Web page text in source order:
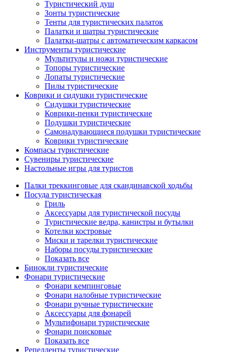
Туристический душ
Зонты туристические
Тенты для туристических палаток
Палатки и шатры туристические
Палатки-шатры с автоматическим каркасом
Инструменты туристические
Мультитулы и ножи туристические
Топоры туристические
Лопаты туристические
Пилы туристические
Коврики и сидушки туристические
Сидушки туристические
Коврики-пенки туристические
Подушки туристические
Самонадувающиеся подушки туристические
Коврики туристические
Компасы туристические
Сувениры туристические
Настольные игры для туристов
Палки треккинговые для скандинавской ходьбы
Посуда туристическая
Гриль
Аксессуары для туристической посуды
Туристические ведра, канистры и бутылки
Котелки костровые
Миски и тарелки туристические
Наборы посуды туристические
Показать все
Бинокли туристические
Фонари туристические
Фонари кемпинговые
Фонари налобные туристические
Фонари ручные туристические
Аксессуары для фонарей
Мультифонари туристические
Фонари поисковые
Показать все
Репелленты туристические